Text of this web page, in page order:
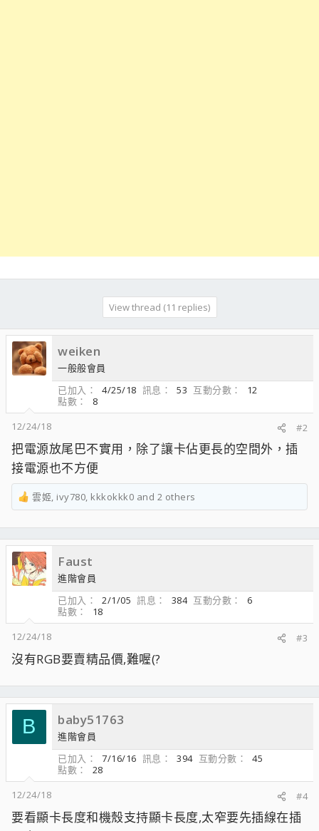
View thread (11 replies)
weiken
一般般會員
已加入
4/25/18 訊息 53 互動分數
12
點數
8
12/24/18
#2
把電源放尾巴不實用，除了讓卡佔更長的空間外，插
接電源也不方便
R
a
c
t
i
o
：
雲姬 ivy780 kkkokkk0 and 2 others
Faust
進階會員
已加入
2/1/05 訊息 384 互動分數
6
點數
18
12/24/18
#3
沒有RGB要賣精品價,難喔(?
B baby51763
進階會員
已加入
7/16/16 訊息 394 互動分數
45
點數
28
12/24/18
#4
要看顯卡長度和機殼支持顯卡長度,太窄要先插線在插